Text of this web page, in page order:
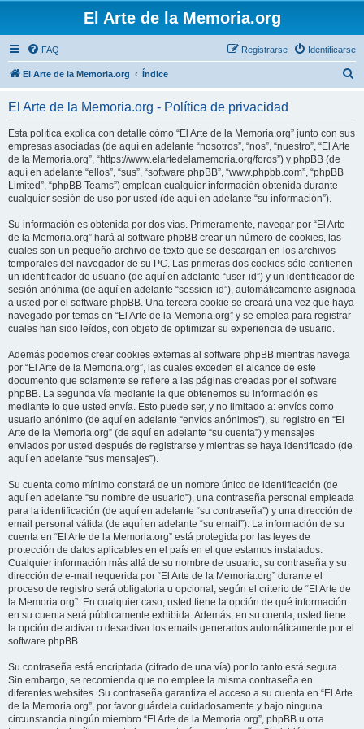
El Arte de la Memoria.org
FAQ Identificarse
Registrarse
El Arte de la Memoria.org Índice
El Arte de la Memoria.org - Política de privacidad
Esta política explica con detalle cómo “El Arte de la Memoria.org” junto con sus
empresas asociadas (de aquí en adelante “nosotros”, “nos”, “nuestro”, “El Arte
de la Memoria.org”, “https://www.elartedelamemoria.org/foros”) y phpBB (de
aquí en adelante “ellos”, “sus”, “software phpBB”, “www.phpbb.com”, “phpBB
Limited”, “phpBB Teams”) emplean cualquier información obtenida durante
cualquier sesión de uso por usted (de aquí en adelante “su información”).
Su información es obtenida por dos vías. Primeramente, navegar por “El Arte
de la Memoria.org” hará al software phpBB crear un número de cookies, las
cuales son un pequeño archivo de texto que se descargan en los archivos
temporales del navegador de su PC. Las primeras dos cookies sólo contienen
un identificador de usuario (de aquí en adelante “user-id”) y un identificador de
sesión anónima (de aquí en adelante “session-id”), automáticamente asignada
a usted por el software phpBB. Una tercera cookie se creará una vez que haya
navegado por temas en “El Arte de la Memoria.org” y se emplea para registrar
cuales han sido leídos, con objeto de optimizar su experiencia de usuario.
Además podemos crear cookies externas al software phpBB mientras navega
por “El Arte de la Memoria.org”, las cuales exceden el alcance de este
documento que solamente se refiere a las páginas creadas por el software
phpBB. La segunda vía mediante la que obtenemos su información es
mediante lo que usted envía. Esto puede ser, y no limitado a: envíos como
usuario anónimo (de aquí en adelante “envíos anónimos”), su registro en “El
Arte de la Memoria.org” (de aquí en adelante “su cuenta”) y mensajes
enviados por usted después de registrarse y mientras se haya identificado (de
aquí en adelante “sus mensajes”).
Su cuenta como mínimo constará de un nombre único de identificación (de
aquí en adelante “su nombre de usuario”), una contraseña personal empleada
para la identificación (de aquí en adelante “su contraseña”) y una dirección de
email personal válida (de aquí en adelante “su email”). La información de su
cuenta en “El Arte de la Memoria.org” está protegida por las leyes de
protección de datos aplicables en el país en el que estamos instalados.
Cualquier información más allá de su nombre de usuario, su contraseña y su
dirección de e-mail requerida por “El Arte de la Memoria.org” durante el
proceso de registro será obligatoria u opcional, según el criterio de “El Arte de
la Memoria.org”. En cualquier caso, usted tiene la opción de qué información
en su cuenta será públicamente exhibida. Además, en su cuenta, usted tiene
la opción de activar o desactivar los emails generados automáticamente por el
software phpBB.
Su contraseña está encriptada (cifrado de una vía) por lo tanto está segura.
Sin embargo, se recomienda que no emplee la misma contraseña en
diferentes websites. Su contraseña garantiza el acceso a su cuenta en “El Arte
de la Memoria.org”, por favor guárdela cuidadosamente y bajo ninguna
circunstancia ningún miembro “El Arte de la Memoria.org”, phpBB u otra